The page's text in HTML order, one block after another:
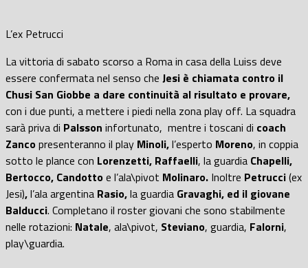
L’ex Petrucci
La vittoria di sabato scorso a Roma in casa della Luiss deve
essere confermata nel senso che Jesi è chiamata contro il
Chusi San Giobbe a dare continuità al risultato e provare,
con i due punti, a mettere i piedi nella zona play off. La squadra
sarà priva di Palsson infortunato, mentre i toscani di coach
Zancopresenteranno il play Minoli,l’esperto Moreno, in coppia
sotto le plance con Lorenzetti, Raffaelli, la guardia Chapelli,
Bertocco, Candottoe l’ala\pivot Molinaro. Inoltre Petrucci(ex
Jesi),l’ala argentina Rasio,la guardia Gravaghi, ed il giovane
Balducci. Completano il roster giovani che sono stabilmente
nelle rotazioni: Natale, ala\pivot, Steviano, guardia, Falorni,
play\guardia.